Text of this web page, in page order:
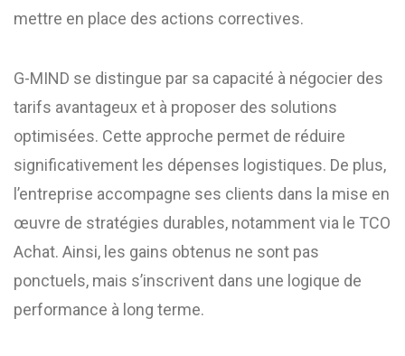
mettre en place des actions correctives.
G-MIND se distingue par sa capacité à négocier des
tarifs avantageux et à proposer des solutions
optimisées. Cette approche permet de réduire
significativement les dépenses logistiques. De plus,
l’entreprise accompagne ses clients dans la mise en
œuvre de stratégies durables, notamment via le TCO
Achat. Ainsi, les gains obtenus ne sont pas
ponctuels, mais s’inscrivent dans une logique de
performance à long terme.